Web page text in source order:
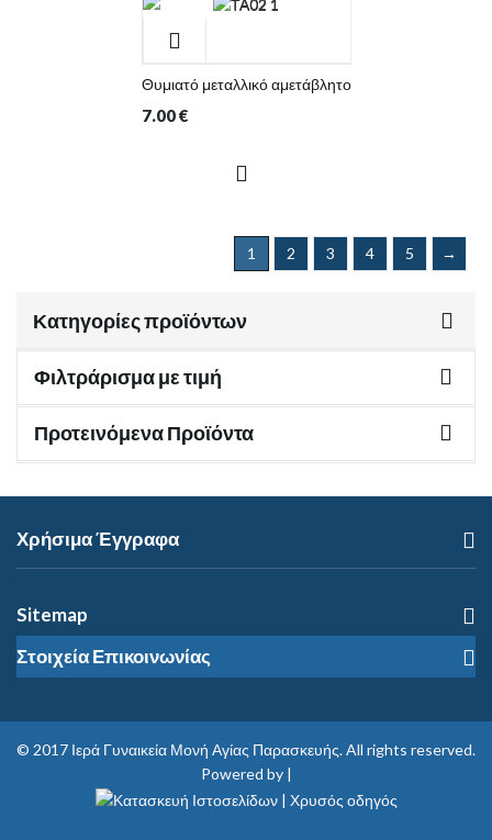
Θυμιατό μεταλλικό αμετάβλητο
7.00€
1 2 3 4 5 →
Κατηγορίες προϊόντων
Φιλτράρισμα με τιμή
Προτεινόμενα Προϊόντα
Χρήσιμα Έγγραφα
Sitemap
Στοιχεία Επικοινωνίας
© 2017 Ιερά Γυναικεία Μονή Αγίας Παρασκευής. All rights reserved.
Powered by |